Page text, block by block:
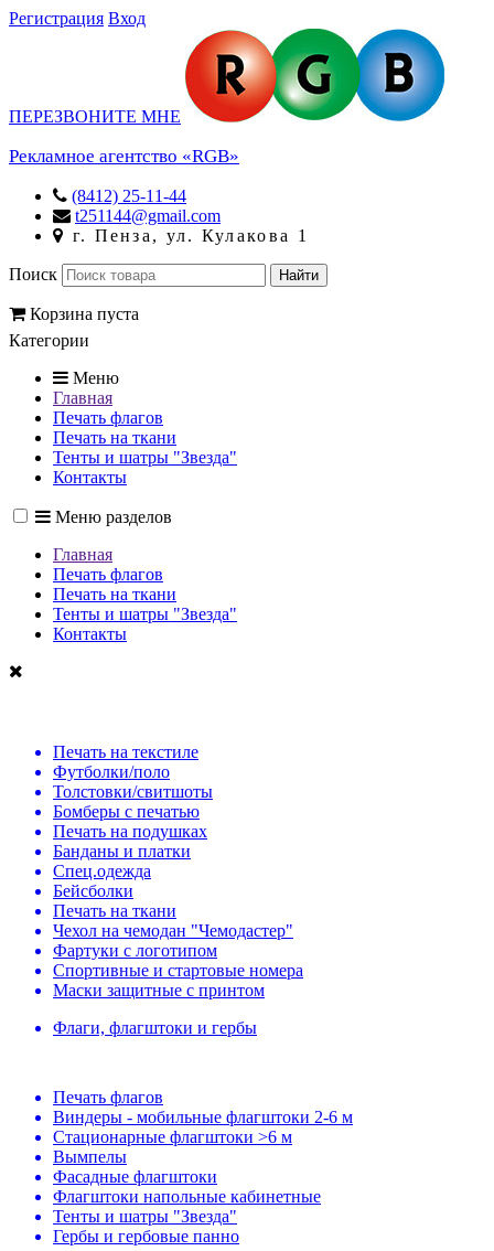
Регистрация Вход
ПЕРЕЗВОНИТЕ МНЕ
Рекламное агентство «RGB»
(8412) 25-11-44
t251144@gmail.com
г. Пенза, ул. Кулакова 1
Поиск
Корзина пуста
Категории
Меню
Главная
Печать флагов
Печать на ткани
Тенты и шатры "Звезда"
Контакты
Меню разделов
Главная
Печать флагов
Печать на ткани
Тенты и шатры "Звезда"
Контакты
Печать на текстиле
Футболки/поло
Толстовки/свитшоты
Бомберы с печатью
Печать на подушках
Банданы и платки
Спец.одежда
Бейсболки
Печать на ткани
Чехол на чемодан "Чемодастер"
Фартуки с логотипом
Спортивные и стартовые номера
Маски защитные с принтом
Флаги, флагштоки и гербы
Печать флагов
Виндеры - мобильные флагштоки 2-6 м
Стационарные флагштоки >6 м
Вымпелы
Фасадные флагштоки
Флагштоки напольные кабинетные
Тенты и шатры "Звезда"
Гербы и гербовые панно